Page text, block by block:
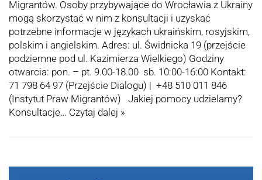
Migrantów. Osoby przybywające do Wrocławia z Ukrainy
mogą skorzystać w nim z konsultacji i uzyskać
potrzebne informacje w językach ukraińskim, rosyjskim,
polskim i angielskim. Adres: ul. Świdnicka 19 (przejście
podziemne pod ul. Kazimierza Wielkiego) Godziny
otwarcia: pon. – pt. 9.00-18.00 sb. 10:00-16:00 Kontakt:
71 798 64 97 (Przejście Dialogu) | +48 510 011 846
(Instytut Praw Migrantów) Jakiej pomocy udzielamy?
Konsultacje… Czytaj dalej »